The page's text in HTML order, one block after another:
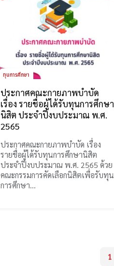
ทุนการศึกษา
ประกาศคณะกายภาพบำบัด
เรื่อง รายชื่อผู้ได้รับทุนการศึกษา
นิสิต ประจำปีงบประมาณ พ.ศ.
2565
ประกาศคณะกายภาพบำบัด เรื่อง
รายชื่อผู้ได้รับทุนการศึกษานิสิต
ประจำปีงบประมาณ พ.ศ. 2565 ด้วย
คณะกรรมการคัดเลือกนิสิตเพื่อรับทุน
การศึกษา…
1